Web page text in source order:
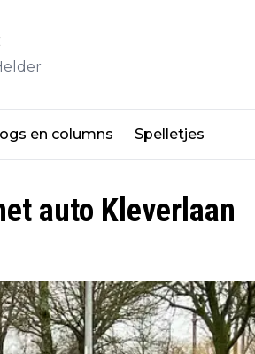
en columns Spelletjes
auto Kleverlaan